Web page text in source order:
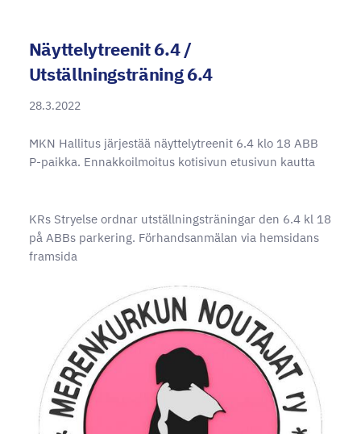
Näyttelytreenit 6.4 /
Utställningsträning 6.4
28.3.2022
MKN Hallitus järjestää näyttelytreenit 6.4 klo 18 ABB
P-paikka. Ennakkoilmoitus kotisivun etusivun kautta
KRs Stryelse ordnar utställningsträningar den 6.4 kl 18
på ABBs parkering. Förhandsanmälan via hemsidans
framsida